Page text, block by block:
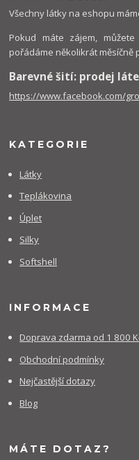
Všechny látky na eshopu
Pokud máte zájem,
pořádáme několikrát
Barevné šití: prodej
https://www.facebook.com/
KATEGORIE
Látky
Teplákovina
Úplet
Silky
Softshell
INFORMACE
Doprava zdarma od 1 800
Obchodní podmínky
Nejčastější dotazy
Blog
MÁTE DOTAZ?